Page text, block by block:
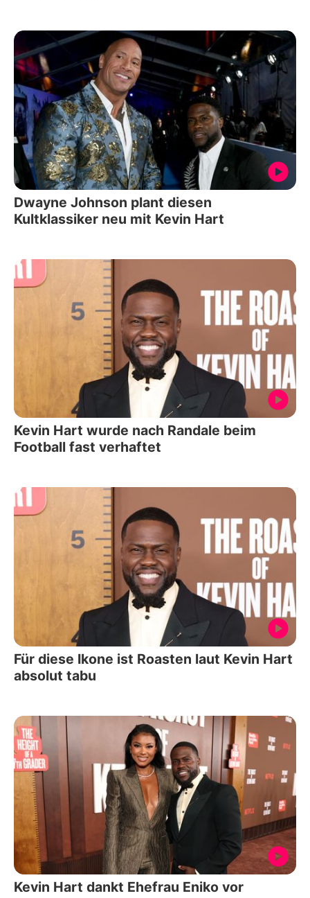
Dwayne Johnson plant diesen
Kultklassiker neu mit Kevin Hart
Kevin Hart wurde nach Randale beim
Football fast verhaftet
Für diese Ikone ist Roasten laut Kevin Hart
absolut tabu
Kevin Hart dankt Ehefrau Eniko vor